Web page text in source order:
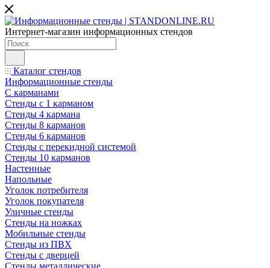
Интернет-магазин информационных стендов
Каталог стендов
Информационные стенды
С карманами
Стенды с 1 карманом
Стенды 4 кармана
Стенды 8 карманов
Стенды 6 карманов
Стенды с перекидной системой
Стенды 10 карманов
Настенные
Напольные
Уголок потребителя
Уголок покупателя
Уличные стенды
Стенды на ножках
Мобильные стенды
Стенды из ПВХ
Стенды с дверцей
Стенды металлические